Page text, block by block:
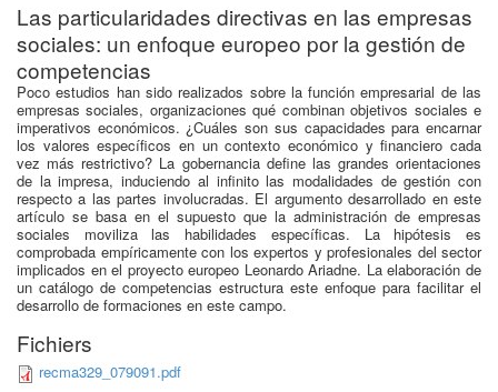
Las particularidades directivas en las empresas
sociales: un enfoque europeo por la gestión de
competencias
Poco estudios han sido realizados sobre la función empresarial de las
empresas sociales, organizaciones qué combinan objetivos sociales e
imperativos económicos. ¿Cuáles son sus capacidades para encarnar
los valores específicos en un contexto económico y financiero cada
vez más restrictivo? La gobernancia define las grandes orientaciones
de la impresa, induciendo al infinito las modalidades de gestión con
respecto a las partes involucradas. El argumento desarrollado en este
artículo se basa en el supuesto que la administración de empresas
sociales moviliza las habilidades específicas. La hipótesis es
comprobada empíricamente con los expertos y profesionales del sector
implicados en el proyecto europeo Leonardo Ariadne. La elaboración de
un catálogo de competencias estructura este enfoque para facilitar el
desarrollo de formaciones en este campo.
Fichiers
recma329_079091.pdf